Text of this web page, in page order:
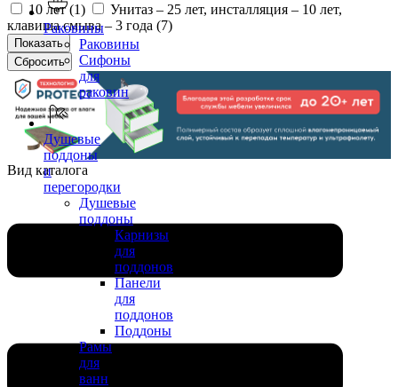
Раковины
Раковины
Сифоны
для
раковин
Душевые
поддоны
и
перегородки
Душевые
поддоны
Карнизы
для
поддонов
Панели
для
поддонов
Поддоны
Рамы
для
ванн
10 лет (1)
Унитаз – 25 лет, инсталляция – 10 лет,
клавиша смыва – 3 года (7)
Вид каталога